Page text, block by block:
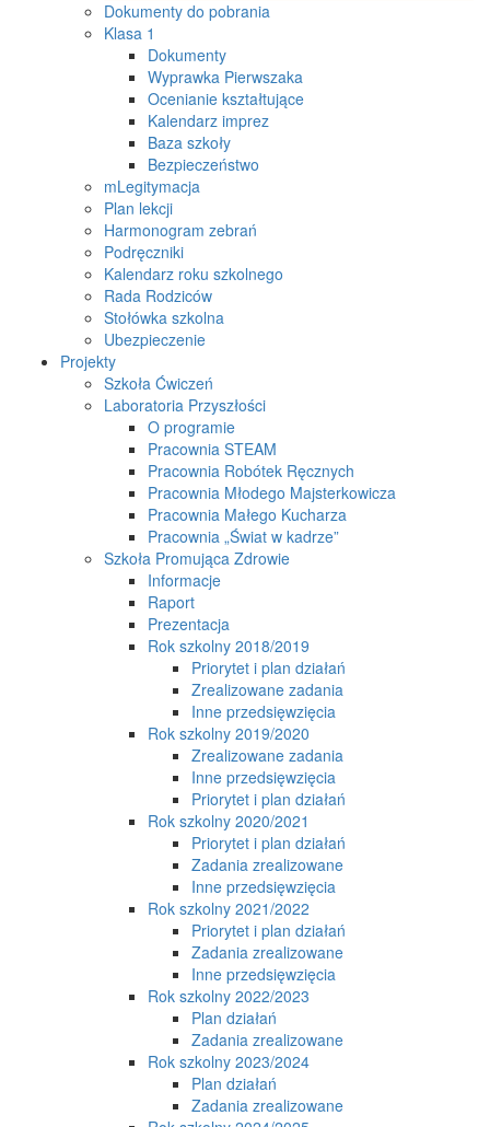
Dokumenty do pobrania
Klasa 1
Dokumenty
Wyprawka Pierwszaka
Ocenianie kształtujące
Kalendarz imprez
Baza szkoły
Bezpieczeństwo
mLegitymacja
Plan lekcji
Harmonogram zebrań
Podręczniki
Kalendarz roku szkolnego
Rada Rodziców
Stołówka szkolna
Ubezpieczenie
Projekty
Szkoła Ćwiczeń
Laboratoria Przyszłości
O programie
Pracownia STEAM
Pracownia Robótek Ręcznych
Pracownia Młodego Majsterkowicza
Pracownia Małego Kucharza
Pracownia „Świat w kadrze”
Szkoła Promująca Zdrowie
Informacje
Raport
Prezentacja
Rok szkolny 2018/2019
Priorytet i plan działań
Zrealizowane zadania
Inne przedsięwzięcia
Rok szkolny 2019/2020
Zrealizowane zadania
Inne przedsięwzięcia
Priorytet i plan działań
Rok szkolny 2020/2021
Priorytet i plan działań
Zadania zrealizowane
Inne przedsięwzięcia
Rok szkolny 2021/2022
Priorytet i plan działań
Zadania zrealizowane
Inne przedsięwzięcia
Rok szkolny 2022/2023
Plan działań
Zadania zrealizowane
Rok szkolny 2023/2024
Plan działań
Zadania zrealizowane